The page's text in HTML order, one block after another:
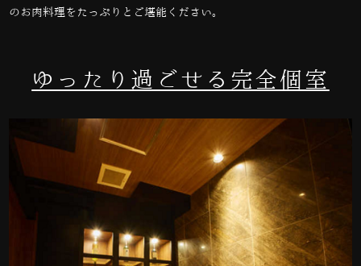
のお肉料理をたっぷりとご堪能ください。
ゆったり過ごせる完全個室